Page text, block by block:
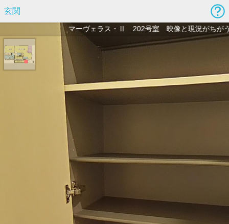
マーヴェラス・Ⅱ 202号室 映像と現況がちがう
玄関